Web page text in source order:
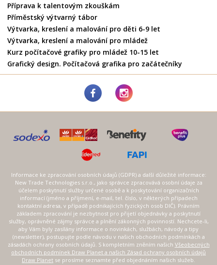
Příprava k talentovým zkouškám
Příměstský výtvarný tábor
Výtvarka, kreslení a malování pro děti 6-9 let
Výtvarka, kreslení a malování pro mládež
Kurz počítačové grafiky pro mládež 10-15 let
Grafický design. Počítačová grafika pro začátečníky
Informace ke zpracování osobních údajů (GDPR) a další důležité informace:
New Trade Technologies s.r.o., jako správce zpracovává osobní údaje za
účelem poskytnutí služby určené osobě a k poskytování organizačních
informací (jméno a příjmení, e-mail, tel. číslo, v některých případech
kontaktní adresa, v případě podnikajících fyzických osob DIČ). Právním
základem zpracování je nezbytnost pro přijetí objednávky a poskytnutí
služby, oprávněné zájmy správce a plnění zákonných povinností. Nechcete-li,
aby Vám byly zasílány informace o novinkách, službách, návody a tipy
(newsletter), postupujte podle návodu v našich obchodních podmínkách a
zásadách ochrany osobních údajů. S kompletním zněním našich Všeobecných
obchodních podmínek Draw Planet a našich Zásad ochrany osobních údajů
Draw Planet se prosíme seznamte před objednáním našich služeb.